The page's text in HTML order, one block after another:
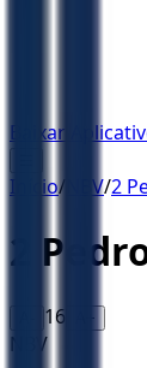
Baixar
Início/ NBV/2
2
16 A+
NBV